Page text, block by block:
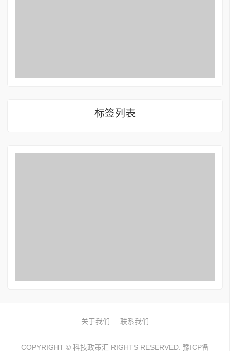
标签列表
关于我们 联系我们
COPYRIGHT © 科技政策汇 RIGHTS RESERVED. 豫ICP备